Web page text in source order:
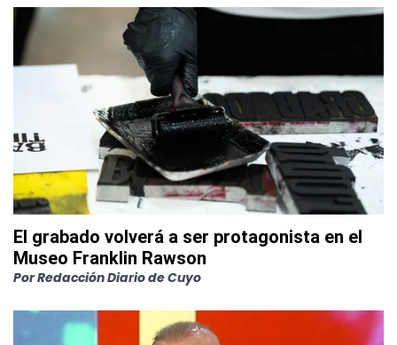
El grabado volverá a ser protagonista en el
Museo Franklin Rawson
PorRedacción Diario de Cuyo